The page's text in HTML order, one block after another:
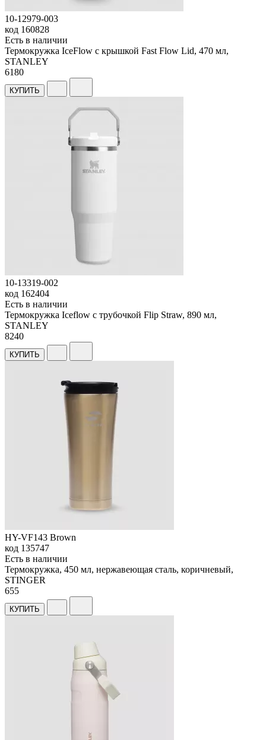
10-12979-003
код 160828
Есть в наличии
Термокружка IceFlow с крышкой Fast Flow Lid, 470 мл,
STANLEY
6180
КУПИТЬ
10-13319-002
код 162404
Есть в наличии
Термокружка Iceflow с трубочкой Flip Straw, 890 мл,
STANLEY
8240
КУПИТЬ
HY-VF143 Brown
код 135747
Есть в наличии
Термокружка, 450 мл, нержавеющая сталь, коричневый,
STINGER
655
КУПИТЬ